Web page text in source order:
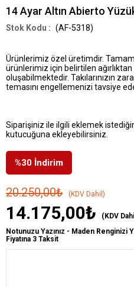
14 Ayar Altın Abierto
(AF-5318)
Ürünlerimiz özel üretimdir.
ürünlerimiz için belirtilen
oluşabilmektedir. Takılarınızın
temasını engellemenizi tavsiye
Siparişiniz ile ilgili eklemek
kutucuğuna ekleyebilirsiniz.
%30 İndirim
20.250,00₺ (KDV Dahil)
14.175,00₺
(KDV
Notunuzu Yazınız - Maden Renginizi
Fiyatına 3 Taksit